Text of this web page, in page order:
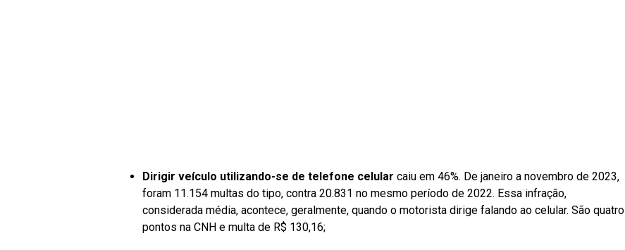
Dirigir veículo utilizando-se de telefone celular caiu em 46%. De janeiro a novembro de 2023,
foram 11.154 multas do tipo, contra 20.831 no mesmo período de 2022. Essa infração,
considerada média, acontece, geralmente, quando o motorista dirige falando ao celular. São quatro
pontos na CNH e multa de R$ 130,16;